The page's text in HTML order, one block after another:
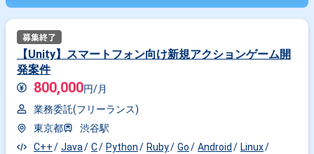
【Unity】スマートフォン向け新規アクションゲーム開
発案件
800,000円/月
業務委託(フリーランス)
東京都
渋谷駅
C++
Java C Python Ruby Go Android
Linux